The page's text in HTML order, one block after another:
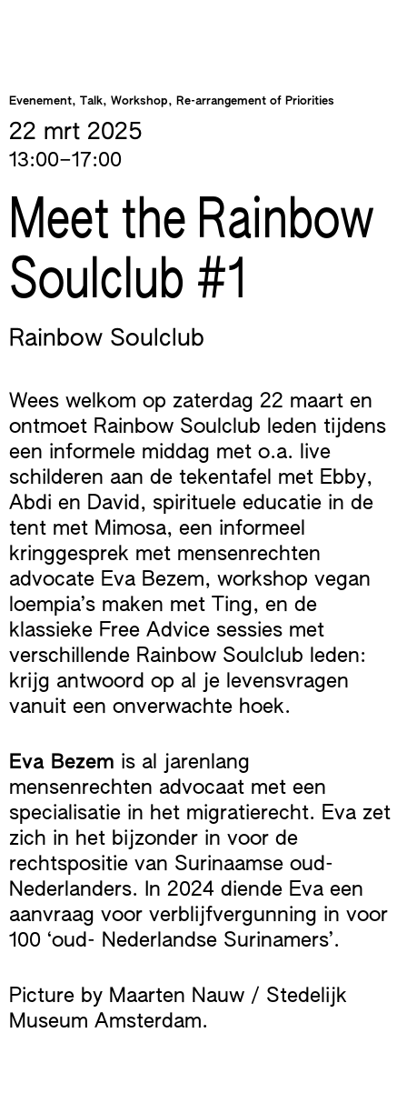
Evenement, Talk, Workshop, Re-arrangement of Priorities
22 mrt 2025
13:00–17:00
Meet the Rainbow
Soulclub #1
Rainbow Soulclub
Wees welkom op zaterdag 22 maart en
ontmoet Rainbow Soulclub leden tijdens
een informele middag met o.a. live
schilderen aan de tekentafel met Ebby,
Abdi en David, spirituele educatie in de
tent met Mimosa, een informeel
kringgesprek met mensenrechten
advocate Eva Bezem, workshop vegan
loempia’s maken met Ting, en de
klassieke Free Advice sessies met
verschillende Rainbow Soulclub leden:
krijg antwoord op al je levensvragen
vanuit een onverwachte hoek.
Eva Bezem is al jarenlang
mensenrechten advocaat met een
specialisatie in het migratierecht. Eva zet
zich in het bijzonder in voor de
rechtspositie van Surinaamse oud-
Nederlanders. In 2024 diende Eva een
aanvraag voor verblijfvergunning in voor
100 ‘oud- Nederlandse Surinamers’.
Picture by Maarten Nauw / Stedelijk
Museum Amsterdam.